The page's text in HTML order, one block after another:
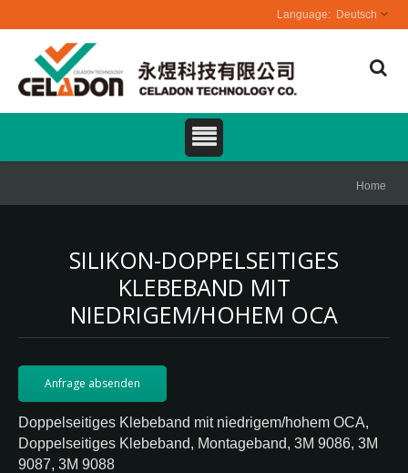
Deutsch
Home
SILIKON-DOPPELSEITIGES
KLEBEBAND MIT
NIEDRIGEM/HOHEM OCA
Anfrage absenden
Doppelseitiges Klebeband mit niedrigem/hohem OCA,
Doppelseitiges Klebeband, Montageband, 3M 9086, 3M
9087, 3M 9088